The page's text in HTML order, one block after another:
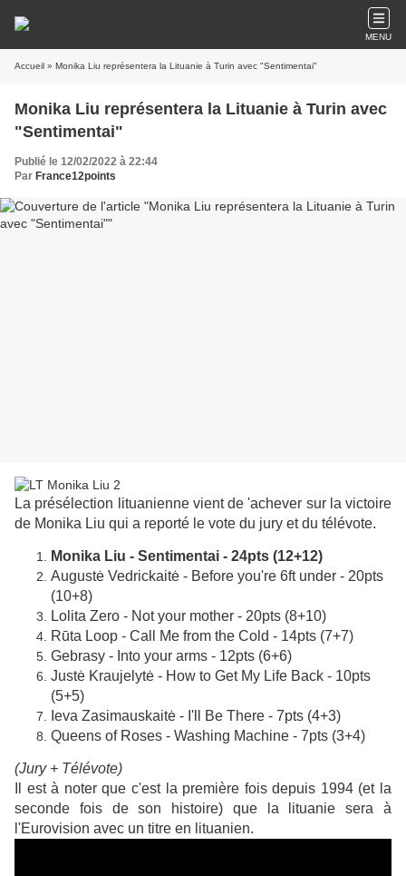
MENU
Accueil » Monika Liu représentera la Lituanie à Turin avec "Sentimentai"
Monika Liu représentera la Lituanie à Turin avec
"Sentimentai"
Publié le 12/02/2022 à 22:44
Par France12points
La présélection lituanienne vient de 'achever sur la victoire
de Monika Liu qui a reporté le vote du jury et du télévote.
Monika Liu - Sentimentai - 24pts (12+12)
Augustė Vedrickaitė - Before you're 6ft under - 20pts
(10+8)
Lolita Zero - Not your mother - 20pts (8+10)
Rūta Loop - Call Me from the Cold - 14pts (7+7)
Gebrasy - Into your arms - 12pts (6+6)
Justė Kraujelytė - How to Get My Life Back - 10pts
(5+5)
Ieva Zasimauskaitė - I'll Be There - 7pts (4+3)
Queens of Roses - Washing Machine - 7pts (3+4)
(Jury + Télévote)
Il est à noter que c'est la première fois depuis 1994 (et la
seconde fois de son histoire) que la lituanie sera à
l'Eurovision avec un titre en lituanien.